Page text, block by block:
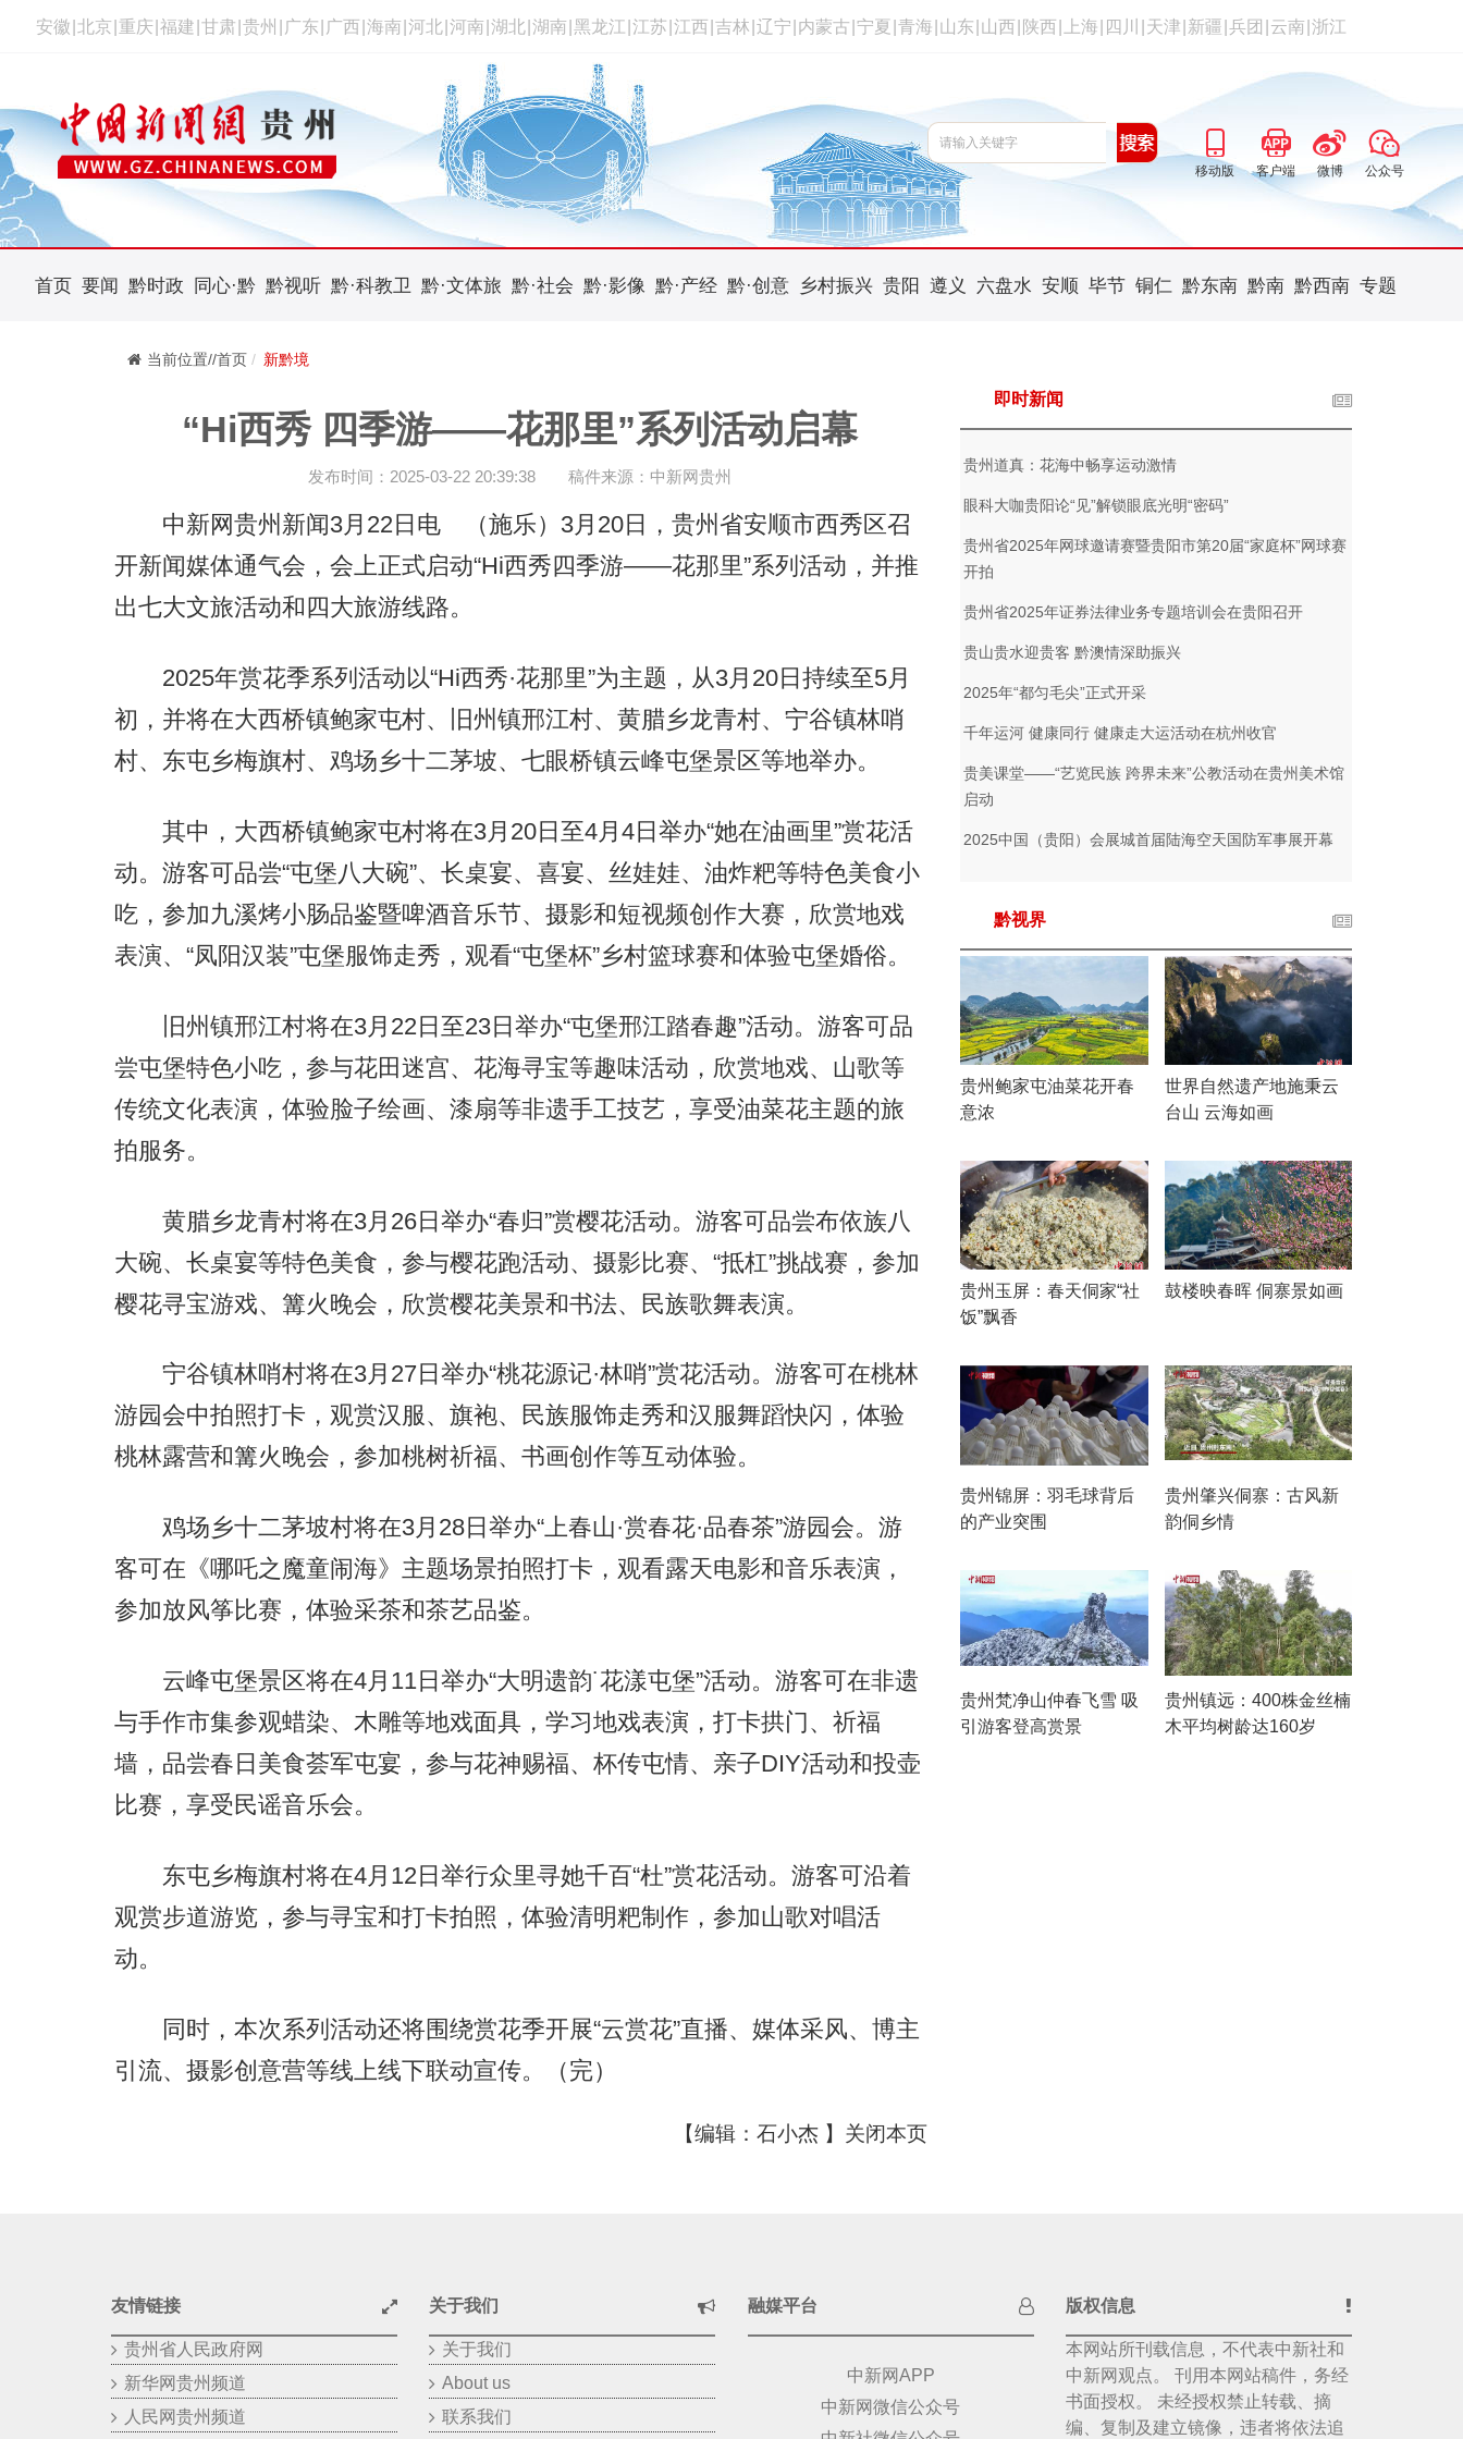
安徽 北京 重庆 福建 甘肃 贵州 广东 广西 海南 河北 河南 湖北 湖南 黑龙江 江苏 江西 吉林 辽宁 内蒙古 宁夏 青海 山东 山西 陕西 上海 四川 天津 新疆 兵团 云南 浙江
移动版 客户端 微博 公众号
首页 要闻 黔时政 同心·黔 黔视听 黔·科教卫 黔·文体旅 黔·社会 黔·影像 黔·产经 黔·创意 乡村振兴 贵阳 遵义 六盘水 安顺 毕节 铜仁 黔东南 黔南 黔西南 专题
当前位置//首页 新黔境
“Hi西秀 四季游——花那里”系列活动启幕
发布时间：2025-03-22 20:39:38 稿件来源：中新网贵州
中新网贵州新闻3月22日电 （施乐）3月20日，贵州省安顺市西秀区召
开新闻媒体通气会，会上正式启动“Hi西秀四季游——花那里”系列活动，并推
出七大文旅活动和四大旅游线路。
2025年赏花季系列活动以“Hi西秀·花那里”为主题，从3月20日持续至5月
初，并将在大西桥镇鲍家屯村、旧州镇邢江村、黄腊乡龙青村、宁谷镇林哨
村、东屯乡梅旗村、鸡场乡十二茅坡、七眼桥镇云峰屯堡景区等地举办。
其中，大西桥镇鲍家屯村将在3月20日至4月4日举办“她在油画里”赏花活
动。游客可品尝“屯堡八大碗”、长桌宴、喜宴、丝娃娃、油炸粑等特色美食小
吃，参加九溪烤小肠品鉴暨啤酒音乐节、摄影和短视频创作大赛，欣赏地戏
表演、“凤阳汉装”屯堡服饰走秀，观看“屯堡杯”乡村篮球赛和体验屯堡婚俗。
旧州镇邢江村将在3月22日至23日举办“屯堡邢江踏春趣”活动。游客可品
尝屯堡特色小吃，参与花田迷宫、花海寻宝等趣味活动，欣赏地戏、山歌等
传统文化表演，体验脸子绘画、漆扇等非遗手工技艺，享受油菜花主题的旅
拍服务。
黄腊乡龙青村将在3月26日举办“春归”赏樱花活动。游客可品尝布依族八
大碗、长桌宴等特色美食，参与樱花跑活动、摄影比赛、“抵杠”挑战赛，参加
樱花寻宝游戏、篝火晚会，欣赏樱花美景和书法、民族歌舞表演。
宁谷镇林哨村将在3月27日举办“桃花源记·林哨”赏花活动。游客可在桃林
游园会中拍照打卡，观赏汉服、旗袍、民族服饰走秀和汉服舞蹈快闪，体验
桃林露营和篝火晚会，参加桃树祈福、书画创作等互动体验。
鸡场乡十二茅坡村将在3月28日举办“上春山·赏春花·品春茶”游园会。游
客可在《哪吒之魔童闹海》主题场景拍照打卡，观看露天电影和音乐表演，
参加放风筝比赛，体验采茶和茶艺品鉴。
云峰屯堡景区将在4月11日举办“大明遗韵˙花漾屯堡”活动。游客可在非遗
与手作市集参观蜡染、木雕等地戏面具，学习地戏表演，打卡拱门、祈福
墙，品尝春日美食荟军屯宴，参与花神赐福、杯传屯情、亲子DIY活动和投壶
比赛，享受民谣音乐会。
东屯乡梅旗村将在4月12日举行众里寻她千百“杜”赏花活动。游客可沿着
观赏步道游览，参与寻宝和打卡拍照，体验清明粑制作，参加山歌对唱活
动。
同时，本次系列活动还将围绕赏花季开展“云赏花”直播、媒体采风、博主
引流、摄影创意营等线上线下联动宣传。（完）
【编辑：石小杰 】 关闭本页
即时新闻
贵州道真：花海中畅享运动激情
眼科大咖贵阳论“见”解锁眼底光明“密码”
贵州省2025年网球邀请赛暨贵阳市第20届“家庭杯”网球赛
开拍
贵州省2025年证券法律业务专题培训会在贵阳召开
贵山贵水迎贵客 黔澳情深助振兴
2025年“都匀毛尖”正式开采
千年运河 健康同行 健康走大运活动在杭州收官
贵美课堂——“艺览民族 跨界未来”公教活动在贵州美术馆
启动
2025中国（贵阳）会展城首届陆海空天国防军事展开幕
黔视界
贵州鲍家屯油菜花开春
意浓
世界自然遗产地施秉云
台山 云海如画
贵州玉屏：春天侗家“社
饭”飘香
鼓楼映春晖 侗寨景如画
贵州锦屏：羽毛球背后
的产业突围
贵州肇兴侗寨：古风新
韵侗乡情
贵州梵净山仲春飞雪 吸
引游客登高赏景
贵州镇远：400株金丝楠
木平均树龄达160岁
友情链接
贵州省人民政府网
新华网贵州频道
人民网贵州频道
关于我们
关于我们
About us
联系我们
融媒平台
中新网APP
中新网微信公众号
版权信息
本网站所刊载信息，不代表中新社和
中新网观点。 刊用本网站稿件，务经
书面授权。 未经授权禁止转载、摘
编、复制及建立镜像，违者将依法追